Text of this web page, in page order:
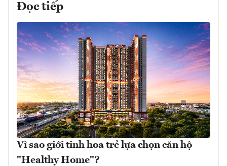
Đọc tiếp
Vì sao giới tinh hoa trẻ lựa chọn căn hộ
"Healthy Home"?